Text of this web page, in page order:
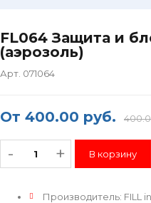
FL064 Защита и
(аэрозоль)
Арт. 071064
От 400.00 руб.
- +
Производитель: FILL